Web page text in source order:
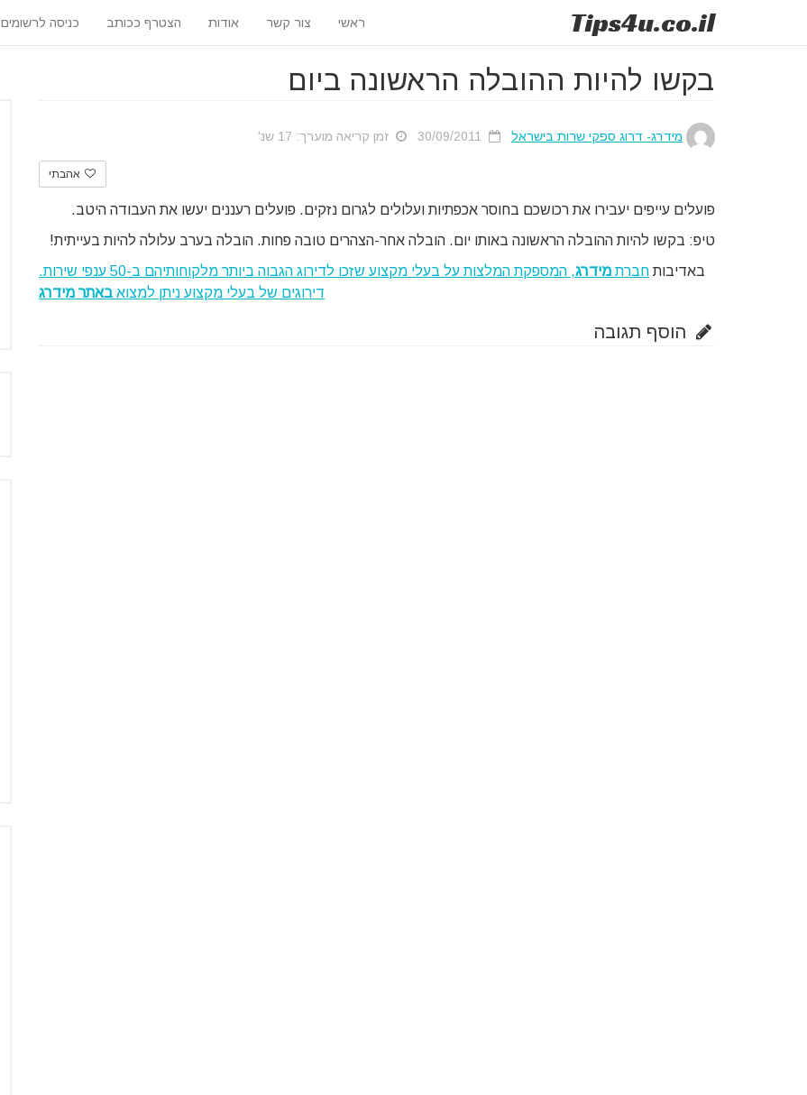
Tips4u.co.il ראשי צור קשר אודות הצטרף ככותב כניסה לרשומים
בקשו להיות ההובלה הראשונה ביום
מידרג- דרוג ספקי שרות בישראל זמן קריאה מוערך: 17 שנ'
אהבתי
פועלים עייפים יעבירו את רכושכם בחוסר אכפתיות ועלולים לגרום נזקים. פועלים רעננים יעשו את העבודה היטב.
טיפ: בקשו להיות ההובלה הראשונה באותו יום. הובלה אחר-הצהרים טובה פחות. הובלה בערב עלולה להיות בעייתית!
באדיבות חברת מידרג
, המספקת המלצות על בעלי מקצוע שזכו לדירוג הגבוה ביותר מלקוחותיהם ב-50 ענפי שירות.
דירוגים של בעלי מקצוע ניתן למצוא באתר מידרג
הוסף תגובה